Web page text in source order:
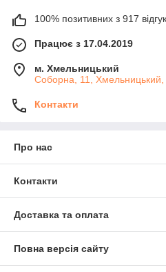
100% позитивних з 917
Працює з 17.04.2019
м. Хмельницький
Соборна, 11, Хмельницький,
Контакти
Про нас
Контакти
Доставка та оплата
Повна версія сайту